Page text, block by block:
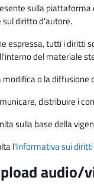
sulla
diritto d'autore.
espressa, tutti i diritti
del materiale
modifica o la
distribuire i
sulla base della
l'Informativa sui
audio/